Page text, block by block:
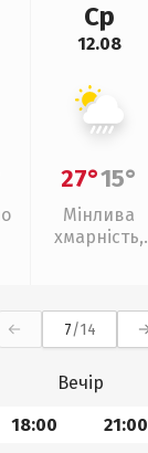
Ср
12.08
27°15°
Мінлива
хмарність,
7/14
Вечір
18:00 21:00